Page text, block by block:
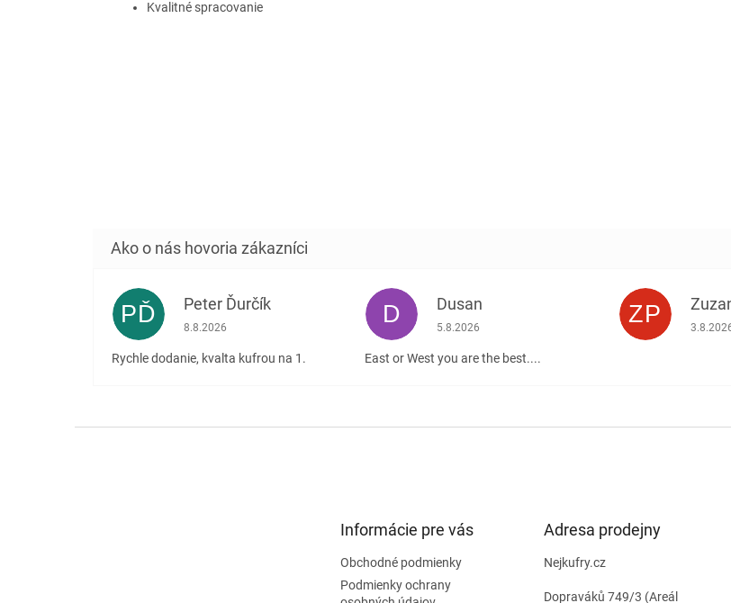
Kvalitné spracovanie
PĎ Peter Ďurčík
Hodnotenie obchodu je 5 z 5 hviezdičiek.
8.8.2026
Rychle dodanie, kvalta kufrou na 1.
D Dusan
Hodnotenie obchodu je 5 z 5 hviezdičiek.
5.8.2026
East or West you are the best....
ZP
Informácie pre vás
Obchodné podmienky
Podmienky ochrany
Adresa prodejny
Nejkufry.cz
Dopraváků 749/3 (Areál